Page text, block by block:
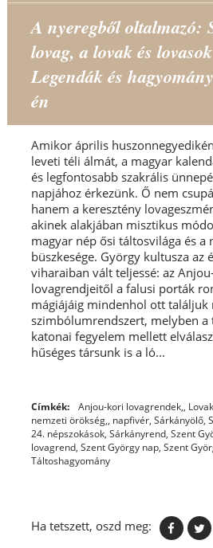
A nyeregből oltalmazó:
lovag, a lovak és
Legendák és
én
Amikor április
leveti téli álmát, a magyar
és legfontosabb szakrális
napjához érkezünk. Ő nem
hanem a keresztény
akinek alakjában misztikus
magyar nép ősi táltosvilága és a
büszkesége. György kultusza az
viharaiban vált teljessé: az
lovagrendjeitől a falusi porták
mágiájáig mindenhol ott találjuk
szimbólumrendszert, melyben a
katonai fegyelem mellett
hűséges társunk is a ló...
Címkék: Anjou-kori lovagrendek,,
nemzeti örökség,, napfivér, Sárkányölő,
24. népszokások, Sárkányrend, Szent
lovagrend, Szent György nap, Szent
Táltoshagyomány
Ha tetszett, oszd meg: